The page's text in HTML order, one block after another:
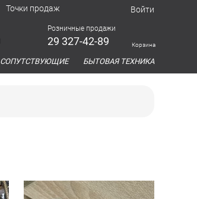
Точки продаж Войти
Розничные продажи
29 327-42-89 Корзина
СОПУТСТВУЮЩИЕ БЫТОВАЯ ТЕХНИКА